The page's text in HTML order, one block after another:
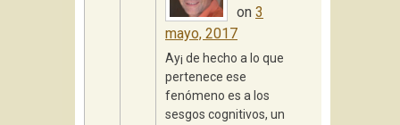
on 3
mayo, 2017
Ay¡ de hecho a lo que
pertenece ese
fenómeno es a los
sesgos cognitivos, un